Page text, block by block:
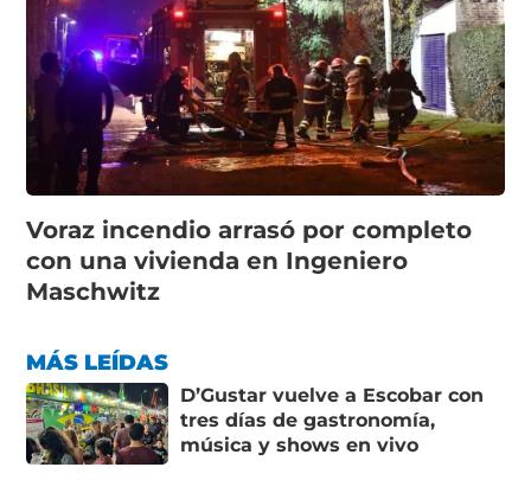
Voraz incendio arrasó por completo
con una vivienda en Ingeniero
Maschwitz
MÁS LEÍDAS
D’Gustar vuelve a Escobar con
tres días de gastronomía,
música y shows en vivo